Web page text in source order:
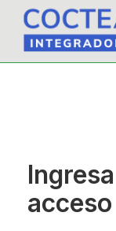
acceso